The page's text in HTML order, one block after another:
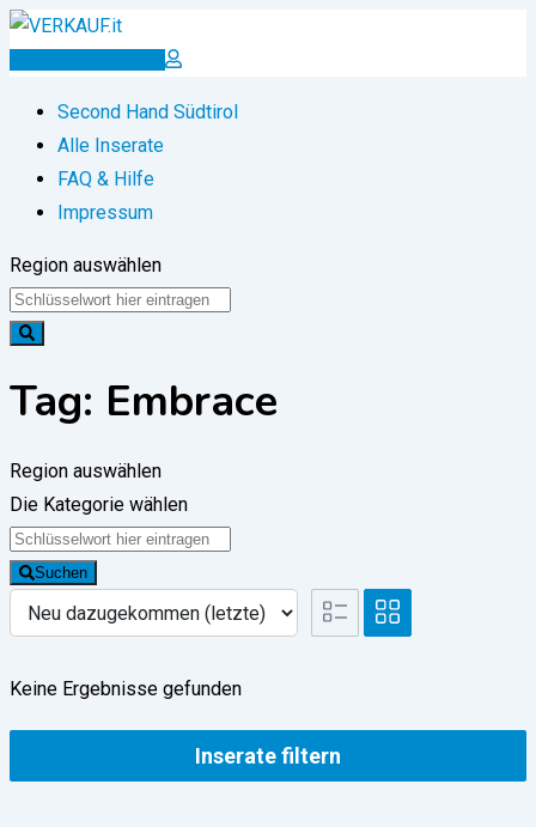
Zum
Inserat erstellen
Second Hand Südtirol
Alle Inserate
FAQ & Hilfe
Impressum
Region auswählen
Tag: Embrace
Region auswählen
Die Kategorie wählen
Suchen
Keine Ergebnisse gefunden
Inserate filtern